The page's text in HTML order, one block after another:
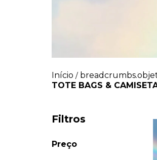
Início /
TOTE BAGS &
Filtros
Preço